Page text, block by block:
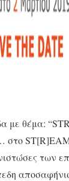
με θέμα:
στο
των